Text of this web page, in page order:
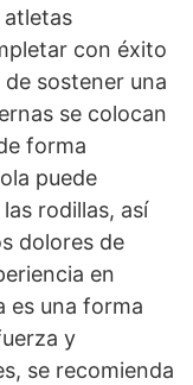
atletas
con éxito
sostener una
se colocan
forma
puede
rodillas, así
dolores de
en
es una forma
y
se recomienda